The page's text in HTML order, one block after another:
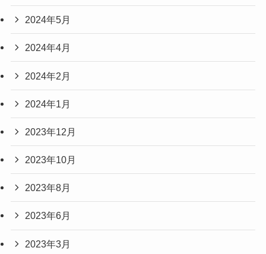
2024年5月
2024年4月
2024年2月
2024年1月
2023年12月
2023年10月
2023年8月
2023年6月
2023年3月